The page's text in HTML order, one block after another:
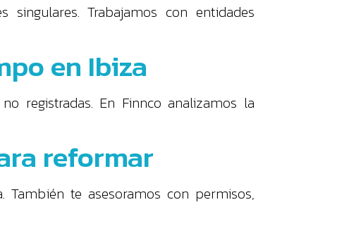
Trabajamos con entidades
en Ibiza
registradas. En Finnco analizamos la
reformar
te asesoramos con permisos,